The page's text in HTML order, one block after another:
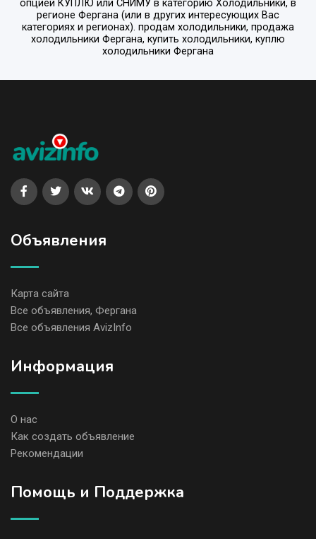
опцией КУПЛЮ или СНИМУ в категорию Холодильники, в
регионе Фергана (или в других интересующих Вас
категориях и регионах). продам холодильники, продажа
холодильники Фергана, купить холодильники, куплю
холодильники Фергана
Объявления
Карта сайта
Все объявления, Фергана
Все объявления AvizInfo
Информация
О нас
Как создать объявление
Рекомендации
Помощь и Поддержка